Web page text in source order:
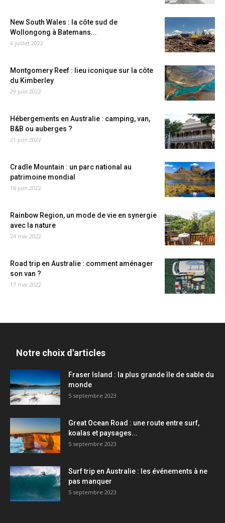
New South Wales : la côte sud de
Wollongong à Batemans...
6 juillet 2022
Montgomery Reef : lieu iconique sur la côte
du Kimberley
29 juin 2022
Hébergements en Australie : camping, van,
B&B ou auberges ?
21 juin 2022
Cradle Mountain : un parc national au
patrimoine mondial
16 juin 2022
Rainbow Region, un mode de vie en synergie
avec la nature
24 mai 2022
Road trip en Australie : comment aménager
son van ?
17 mai 2022
Notre choix d'articles
Fraser Island : la plus grande île de sable du
monde
5 septembre 2023
Great Ocean Road : une route entre surf,
koalas et paysages...
5 septembre 2023
Surf trip en Australie : les événements à ne
pas manquer
5 septembre 2023